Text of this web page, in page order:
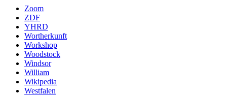
Zoom
ZDF
YHRD
Wortherkunft
Workshop
Woodstock
Windsor
William
Wikipedia
Westfalen